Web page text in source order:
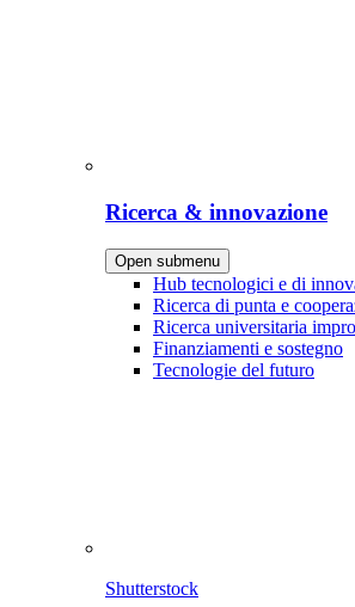
Ricerca & innovazione
Open submenu
Hub tecnologici e di
Ricerca di punta e
Ricerca universitaria
Finanziamenti e sostegno
Tecnologie del futuro
Shutterstock